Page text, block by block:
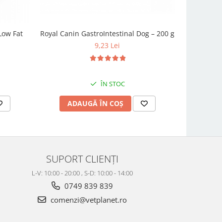
Fat
Royal Canin GastroIntestinal Dog – 200 g
9,23 Lei
ÎN STOC
ADAUGĂ ÎN COȘ
SUPORT CLIENȚI
L-V: 10:00 - 20:00 , S-D: 10:00 - 14:00
0749 839 839
comenzi@vetplanet.ro